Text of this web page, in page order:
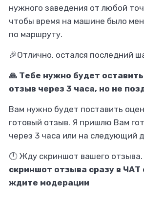
нужного заведения от любой
чтобы время на машине было
по маршруту.
🎉Отлично, остался последний
🙏 Тебе нужно будет
отзыв через 3 часа, но не
Вам нужно будет поставить
готовый отзыв. Я пришлю Вам
через 3 часа или на следующий
🕛 Жду скриншот вашего отзыва.
скриншот отзыва сразу в ЧАТ
ждите модерации